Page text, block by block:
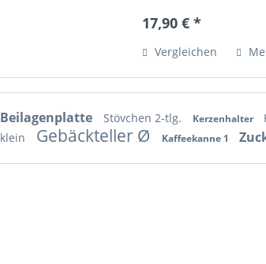
wenige
17,90 € *
Vergleichen
Beilagenplatte Stövchen 2-tlg. Kerzenhalter
klein
Gebäckteller Ø Kaffeekanne 1